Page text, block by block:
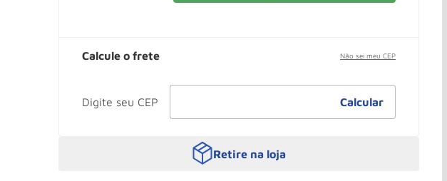
Calcule o frete Não sei meu CEP
Retire na loja